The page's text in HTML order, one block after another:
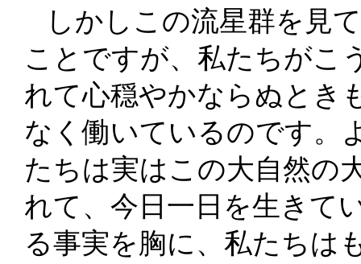
しかしこの流星群を見
ことですが、私たちがこ
れて心穏やかならぬとき
なく働いているのです。
たちは実はこの大自然の
れて、今日一日を生きて
る事実を胸に、私たちは